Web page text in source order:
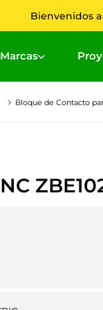
Bienvenidos
Marcas
Bloque de Contacto